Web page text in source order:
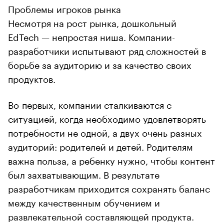
Проблемы игроков рынка
Несмотря на рост рынка, дошкольный
EdTech — непростая ниша. Компании-
разработчики испытывают ряд сложностей в
борьбе за аудиторию и за качество своих
продуктов.
Во-первых, компании сталкиваются с
ситуацией, когда необходимо удовлетворять
потребности не одной, а двух очень разных
аудиторий: родителей и детей. Родителям
важна польза, а ребенку нужно, чтобы контент
был захватывающим. В результате
разработчикам приходится сохранять баланс
между качественным обучением и
развлекательной составляющей продукта.